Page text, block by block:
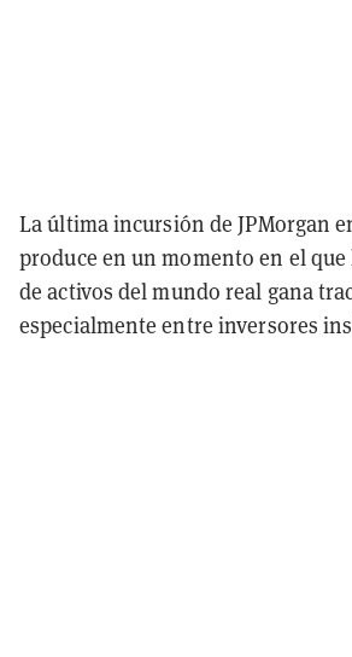
La última incursión de JPMorgan
produce en un momento en el
de activos del mundo real gana
especialmente entre inversores